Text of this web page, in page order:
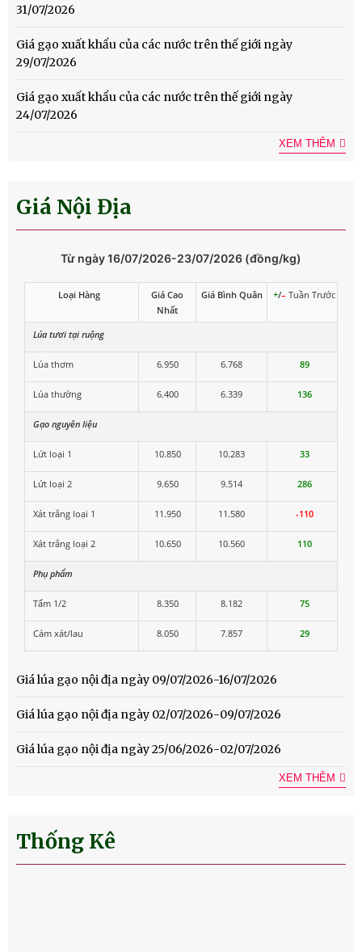
31/07/2026
Giá gạo xuất khẩu của các nước trên thế giới ngày
29/07/2026
Giá gạo xuất khẩu của các nước trên thế giới ngày
24/07/2026
XEM THÊM
Giá Nội Địa
Từ ngày 16/07/2026-23/07/2026 (đồng/kg)
Loại Hàng
Giá Cao
Nhất
Giá Bình Quân +/– Tuần Trước
Lúa tươi tại ruộng
Lúa thơm 6.950 6.768 89
Lúa thường 6.400 6.339 136
Gạo nguyên liệu
Lứt loại 1 10.850 10.283 33
Lứt loại 2 9.650 9.514 286
Xát trắng loại 1 11.950 11.580 -110
Xát trắng loại 2 10.650 10.560 110
Phụ phẩm
Tấm 1/2 8.350 8.182 75
Cám xát/lau 8.050 7.857 29
Giá lúa gạo nội địa ngày 09/07/2026-16/07/2026
Giá lúa gạo nội địa ngày 02/07/2026-09/07/2026
Giá lúa gạo nội địa ngày 25/06/2026-02/07/2026
XEM THÊM
Thống Kê